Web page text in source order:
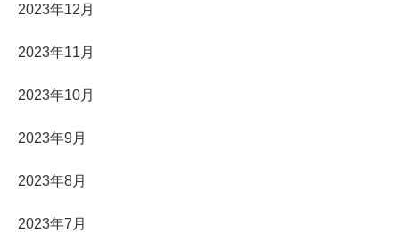
2023年12月
2023年11月
2023年10月
2023年9月
2023年8月
2023年7月